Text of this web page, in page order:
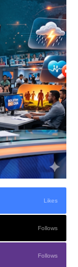
Likes
Follows
Follows